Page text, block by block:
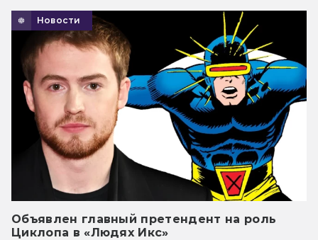
Новости
Объявлен главный претендент на роль
Циклопа в «Людях Икс»